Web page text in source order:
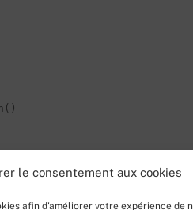
le consentement aux cookies
afin d'améliorer votre expérience de